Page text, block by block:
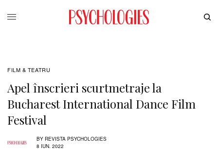
FILM & TEATRU
Apel înscrieri scurtmetraje la
Bucharest International Dance Film
Festival
BY REVISTA PSYCHOLOGIES
8 IUN. 2022